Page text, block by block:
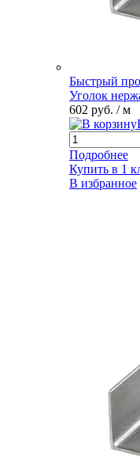
Быстрый
Уголок
602 руб. / м
Подробнее
Купить в 1
В избранное